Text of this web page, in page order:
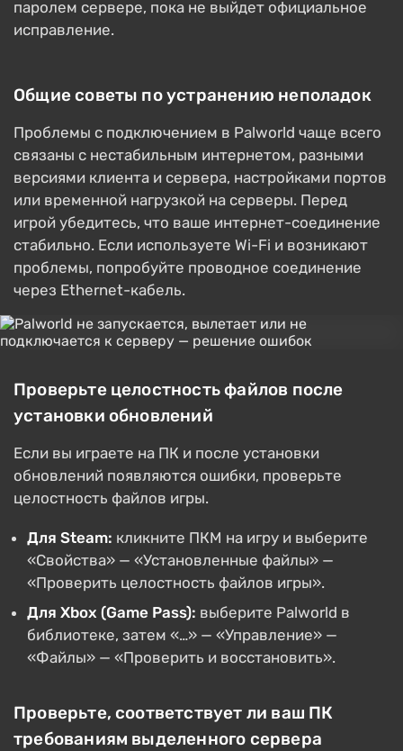
паролем сервере, пока не выйдет официальное
исправление.
Общие советы по устранению неполадок
Проблемы с подключением в Palworld чаще всего
связаны с нестабильным интернетом, разными
версиями клиента и сервера, настройками портов
или временной нагрузкой на серверы. Перед
игрой убедитесь, что ваше интернет-соединение
стабильно. Если используете Wi-Fi и возникают
проблемы, попробуйте проводное соединение
через Ethernet-кабель.
Проверьте целостность файлов после
установки обновлений
Если вы играете на ПК и после установки
обновлений появляются ошибки, проверьте
целостность файлов игры.
Для Steam: кликните ПКМ на игру и выберите
«Свойства» — «Установленные файлы» —
«Проверить целостность файлов игры».
Для Xbox (Game Pass): выберите Palworld в
библиотеке, затем «…» — «Управление» —
«Файлы» — «Проверить и восстановить».
Проверьте, соответствует ли ваш ПК
требованиям выделенного сервера